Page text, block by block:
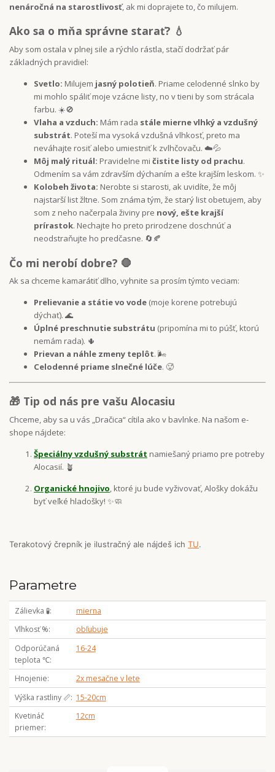
nenáročná na starostlivosť, ak mi doprajete to, čo milujem.
Ako sa o mňa správne starať? 💧
Aby som ostala v plnej sile a rýchlo rástla, stačí dodržať pár
základných pravidiel:
Svetlo: Milujem jasný polotieň. Priame celodenné slnko by
mi mohlo spáliť moje vzácne listy, no v tieni by som strácala
farbu. ☀️🚫
Vlaha a vzduch: Mám rada stále mierne vlhký a vzdušný
substrát. Poteší ma vysoká vzdušná vlhkosť, preto ma
neváhajte rosiť alebo umiestniť k zvlhčovaču. ☁️💦
Môj malý rituál: Pravidelne mi čistite listy od prachu.
Odmením sa vám zdravším dýchaním a ešte krajším leskom. ✨
Kolobeh života: Nerobte si starosti, ak uvidíte, že môj
najstarší list žltne. Som známa tým, že starý list obetujem, aby
som z neho načerpala živiny pre nový, ešte krajší
prírastok. Nechajte ho preto prirodzene doschnúť a
neodstraňujte ho predčasne. 🔄🍂
Čo mi nerobí dobre? 🛑
Ak sa chceme kamarátiť dlho, vyhnite sa prosím týmto veciam:
Prelievanie a státie vo vode (moje korene potrebujú
dýchať). 🌊
Úplné preschnutie substrátu (pripomína mi to púšť, ktorú
nemám rada). 🌵
Prievan a náhle zmeny teplôt. 🌬️
Celodenné priame slnečné lúče. 🥵
🎁 Tip od nás pre vašu Alocasiu
Chceme, aby sa u vás „Dračica“ cítila ako v bavlnke. Na našom e-
shope nájdete:
Špeciálny vzdušný substrát namiešaný priamo pre potreby
Alocasií. 🪴
Organické hnojivo , ktoré ju bude vyživovať, Alošky dokážu
byť veľké hladošky! ✨🧼
Terakotový črepník je ilustračný ale nájdeš ich TU.
Parametre
Zálievka 🧪
mierna
Vlhkosť %
obľubuje
Odporúčaná
teplota ℃
16-24
Hnojenie
2x mesačne v lete
Výška rastliny 📏
15-20cm
Kvetináč
priemer
12cm